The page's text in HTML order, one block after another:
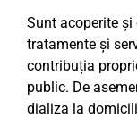
Sunt acoperite
tratamente și
contribuția
public. De
dializa la